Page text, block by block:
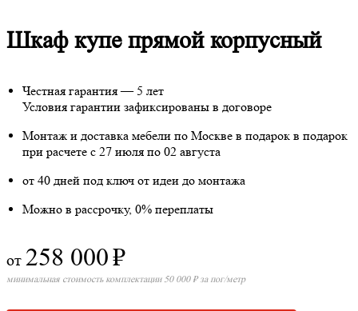
Шкаф купе прямой корпусный
Честная гарантия — 5 лет
Условия гарантии зафиксированы в договоре
Монтаж и доставка мебели по Москве в подарок в подарок
при расчете с 27 июля по 02 августа
от 40 дней под ключ от идеи до монтажа
Можно в рассрочку, 0% переплаты
от 258 000₽
минимальная стоимость комплектации 50 000 ₽ за пог/метр